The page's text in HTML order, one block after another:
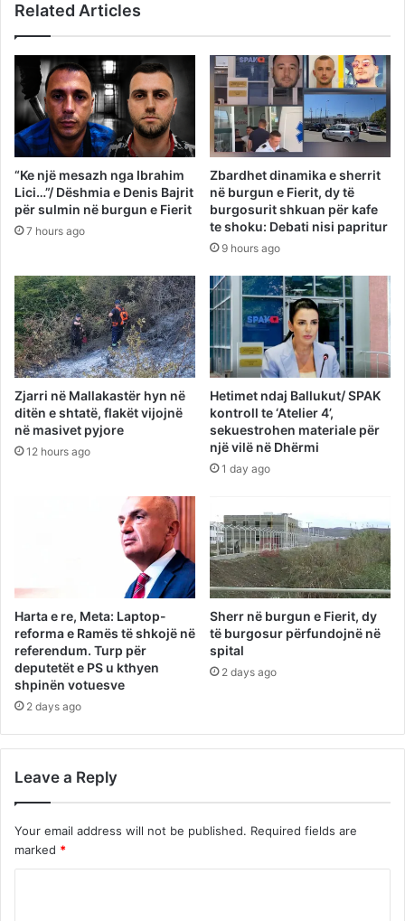
Related Articles
“Ke një mesazh nga Ibrahim
Lici…”/ Dëshmia e Denis Bajrit
për sulmin në burgun e Fierit
7 hours ago
Zbardhet dinamika e sherrit
në burgun e Fierit, dy të
burgosurit shkuan për kafe
te shoku: Debati nisi papritur
9 hours ago
Zjarri në Mallakastër hyn në
ditën e shtatë, flakët vijojnë
në masivet pyjore
12 hours ago
Hetimet ndaj Ballukut/ SPAK
kontroll te ‘Atelier 4’,
sekuestrohen materiale për
një vilë në Dhërmi
1 day ago
Harta e re, Meta: Laptop-
reforma e Ramës të shkojë në
referendum. Turp për
deputetët e PS u kthyen
shpinën votuesve
2 days ago
Sherr në burgun e Fierit, dy
të burgosur përfundojnë në
spital
2 days ago
Leave a Reply
Your email address will not be published. Required fields are
marked *